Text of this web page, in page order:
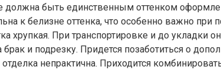
должна быть единственным оттенком
к белизне оттенка, что особенно важно при
хрупкая. При транспортировке и до укладки
брак и подрезку. Придется позаботиться о
отделка непрактична. Приходится